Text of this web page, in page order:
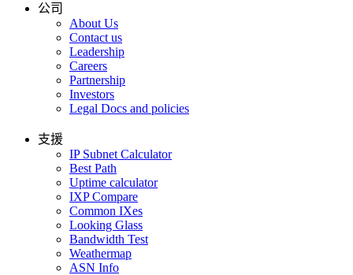
公司
About Us
Contact us
Leadership
Careers
Partnership
Investors
Legal Docs and policies
支援
IP Subnet Calculator
Best Path
Uptime calculator
IXP Compare
Common IXes
Looking Glass
Bandwidth Test
Weathermap
ASN Info